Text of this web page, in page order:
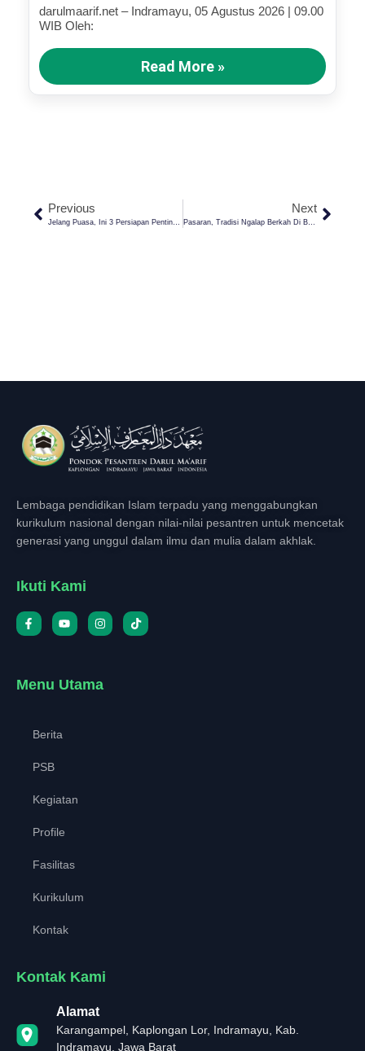
Terluka (Bagian III)
darulmaarif.net – Indramayu, 05 Agustus 2026 | 09.00
WIB Oleh:
Read More »
Previous
Jelang Puasa, Ini 3 Persiapan Penting Menyambut Bulan Suci Ramadhan
Next
Pasaran, Tradisi Ngalap Berkah Di Bulan Suci Ramadhan
Lembaga pendidikan Islam terpadu yang menggabungkan
kurikulum nasional dengan nilai-nilai pesantren untuk mencetak
generasi yang unggul dalam ilmu dan mulia dalam akhlak.
Ikuti Kami
Menu Utama
Berita
PSB
Kegiatan
Profile
Fasilitas
Kurikulum
Kontak
Kontak Kami
Alamat
Karangampel, Kaplongan Lor, Indramayu, Kab.
Indramayu, Jawa Barat